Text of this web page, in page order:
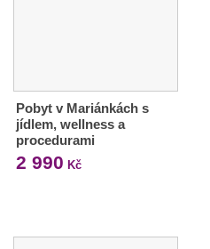
Pobyt v Mariánkách s
jídlem, wellness a
procedurami
2 990 Kč